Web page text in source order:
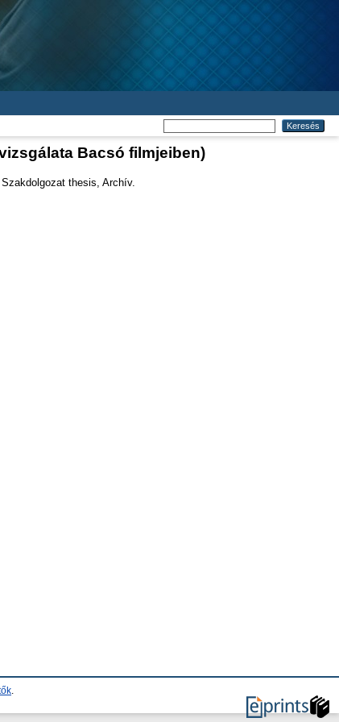
Bacsó filmjeiben)
Szakdolgozat thesis, Archív.